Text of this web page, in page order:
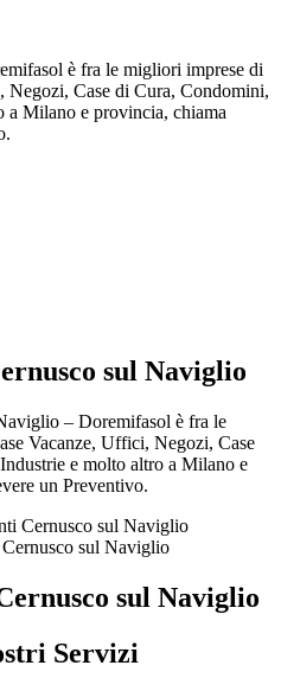
è fra le migliori imprese di
Negozi, Case di Cura, Condomini,
a Milano e provincia, chiama
sul Naviglio
– Doremifasol è fra le
Vacanze, Uffici, Negozi, Case
e molto altro a Milano e
un Preventivo.
sul Naviglio
sul Naviglio
Servizi